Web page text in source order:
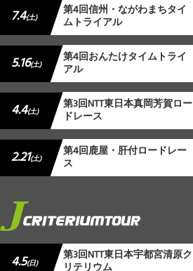
7.4(土) 第4回信州・ながわまちタイ
ムトライアル
5.16(土) 第4回おんたけタイムトライ
アル
4.4(土) 第3回NTT東日本真岡芳賀ロー
ドレース
2.21(土) 第4回鹿屋・肝付ロードレー
ス
4.5(日) 第3回NTT東日本宇都宮清原ク